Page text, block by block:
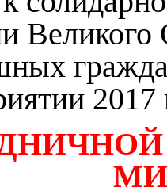
Великого
2017